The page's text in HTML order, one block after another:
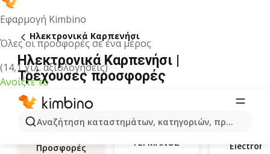
Εφαρμογή Kimbino
Όλες οι προσφορές σε ένα μέρος
(14,1 χιλ. αξιολογήσεις)
Ανοίξτε το
Αναζήτηση καταστημάτων, κατηγοριών, προϊόντων...
Hλεκτρονικά Καρπενήσι
Hλεκτρονικά Καρπενήσι |
Τρέχουσες προσφορές
Προσφορές ΓΕΡΜΑΝΟΣ